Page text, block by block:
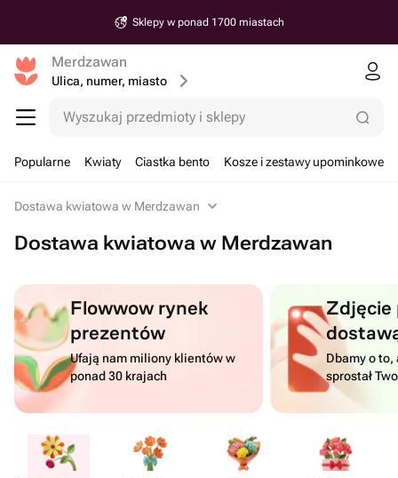
Sklepy w ponad 1700 miastach
Merdzawan
Ulica, numer, miasto
Wyszukaj przedmioty i sklepy
Popularne Kwiaty Ciastka bento Kosze i zestawy upominkowe
Dostawa kwiatowa w Merdzawan
Dostawa kwiatowa w Merdzawan
Flowwow rynek
prezentów
Ufają nam miliony klientów w
ponad 30 krajach
Dbamy o to,
sprostał